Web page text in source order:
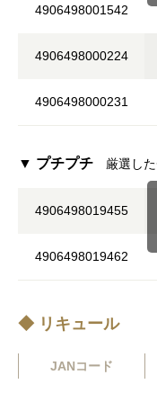
4906498001542
4906498000224
4906498000231
▼ プチプチ 厳選し
4906498019455
4906498019462
◆ リキュール
JANコード